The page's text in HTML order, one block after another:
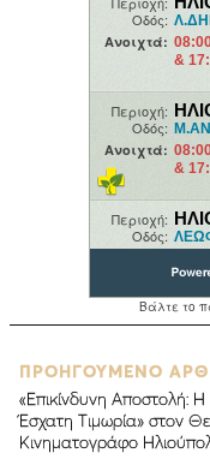
ΠΡΟΗΓΟΥΜΕΝΟ
«Επικίνδυνη Αποστολή: Η
Έσχατη Τιμωρία» στον
Κινηματογράφο